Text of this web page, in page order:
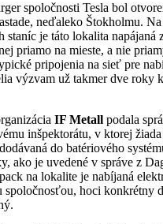
spoločnosti Tesla bol
neďaleko Štokholmu.
staníc je táto lokalita napájaná
priamo na mieste, a nie
pripojenia na sieť pre
výzvam už takmer dve roky
IF Metall podala
inšpektorátu, v ktorej
do batériového
ako je uvedené v správe z
na lokalite je nabíjaná
spoločnosťou, hoci konkrétny